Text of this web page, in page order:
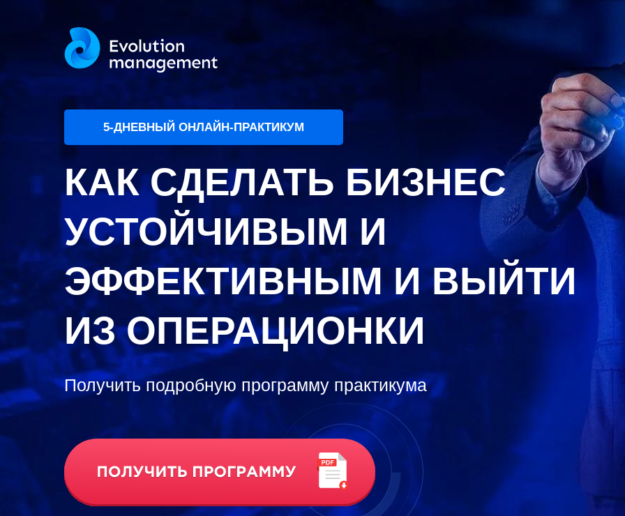
КАК СДЕЛАТЬ БИЗНЕС
УСТОЙЧИВЫМ И
ЭФФЕКТИВНЫМ И ВЫЙТИ
ИЗ ОПЕРАЦИОНКИ
Получить подробную программу практикума
5-ДНЕВНЫЙ ОНЛАЙН-ПРАКТИКУМ